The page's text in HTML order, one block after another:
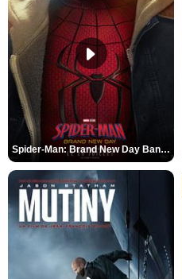
Spider-Man: Brand New Day Bande-annonce VO STFR